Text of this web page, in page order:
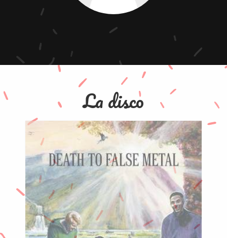
La disco